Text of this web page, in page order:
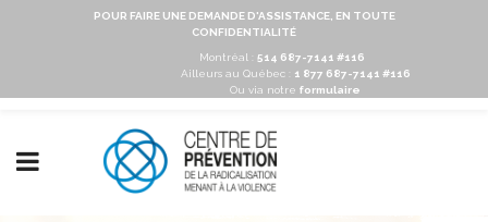
POUR FAIRE UNE DEMANDE D'ASSISTANCE, EN TOUTE
CONFIDENTIALITÉ
Montréal : 514 687-7141 #116
Ailleurs au Québec :
1 877 687-7141 #116
Ou via notre formulaire